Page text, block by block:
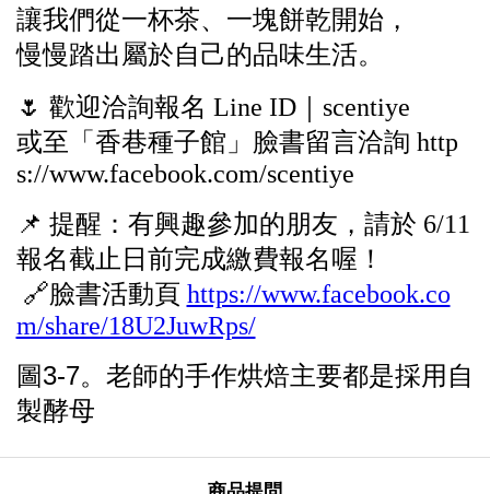
讓我們從一杯茶、一塊餅乾開始，
慢慢踏出屬於自己的品味生活。
🌷 歡迎洽詢報名 Line ID｜scentiye
或至「香巷種子館」臉書留言洽詢 http
s://www.facebook.com/scentiye
📌 提醒： 有興趣參加的朋友，請於 6/11
報名截止日前完成繳費報名喔！
🔗臉書活動頁 https://www.facebook.co
m/share/18U2JuwRps/
圖3-7。老師的手作烘焙主要都是採用自
製酵母